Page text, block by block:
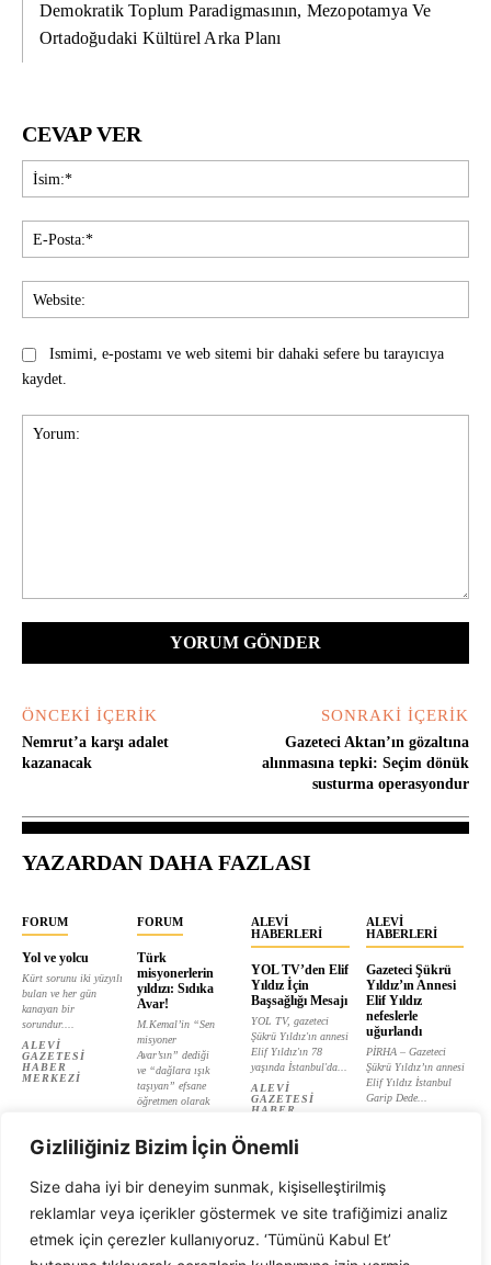
Gizliliğiniz Bizim İçin Önemli
Size daha iyi bir deneyim sunmak, kişiselleştirilmiş
reklamlar veya içerikler göstermek ve site trafiğimizi analiz
etmek için çerezler kullanıyoruz. ‘Tümünü Kabul Et’
Demokratik Toplum Paradigmasının, Mezopotamya Ve
Ortadoğudaki Kültürel Arka Planı
CEVAP VER
Ismimi, e-postamı ve web sitemi bir dahaki sefere bu tarayıcıya
kaydet.
ÖNCEKI İÇERIK
Nemrut’a karşı adalet
kazanacak
SONRAKI İÇERIK
Gazeteci Aktan’ın gözaltına
alınmasına tepki: Seçim dönük
susturma operasyondur
YAZARDAN DAHA FAZLASI
FORUM
Yol ve yolcu
Kürt sorunu iki yüzyılı
bulan ve her gün
kanayan bir
sorundur....
ALEVI
GAZETESI
HABER
MERKEZI
FORUM
Türk
misyonerlerin
yıldızı: Sıdıka
Avar!
M.Kemal’in “Sen
misyoner
Avar’sın” dediği
ve “dağlara ışık
taşıyan” efsane
öğretmen olarak
ALEVI
GAZETESI
ALEVI
HABERLERI
YOL TV’den Elif
Yıldız İçin
Başsağlığı Mesajı
YOL TV, gazeteci
Şükrü Yıldız'ın annesi
Elif Yıldız'ın 78
yaşında İstanbul'da...
ALEVI
GAZETESI
HABER
ALEVI
HABERLERI
Gazeteci Şükrü
Yıldız’ın Annesi
Elif Yıldız
nefeslerle
uğurlandı
PİRHA – Gazeteci
Şükrü Yıldız’ın annesi
Elif Yıldız İstanbul
Garip Dede...